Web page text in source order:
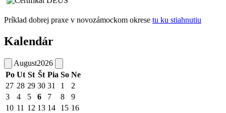
Príklad dobrej praxe v novozámockom okrese tu ku stiahnutiu
Kalendár
August2026
Po Ut St Št Pia So Ne
27 28 29 30 31 1
2
3
4 5 6 7 8
9
10 11 12 13 14 15 16